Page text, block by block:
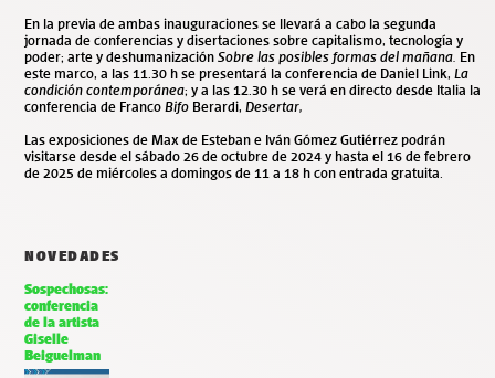
En la previa de ambas inauguraciones se llevará a cabo la segunda
jornada de conferencias y disertaciones sobre capitalismo, tecnología y
poder; arte y deshumanización Sobre las posibles formas del mañana En
este marco, a las 11.30 h se presentará la conferencia de Daniel Link, La
condición contemporánea; y a las 12.30 h se verá en directo desde Italia la
conferencia de Franco Bifo Berardi, Desertar,
Las exposiciones de Max de Esteban e Iván Gómez Gutiérrez podrán
visitarse desde el sábado 26 de octubre de 2024 y hasta el 16 de febrero
de 2025 de miércoles a domingos de 11 a 18 h con entrada gratuita.
NOVEDADES
Sospechosas:
conferencia
de la artista
Giselle
Beiguelman